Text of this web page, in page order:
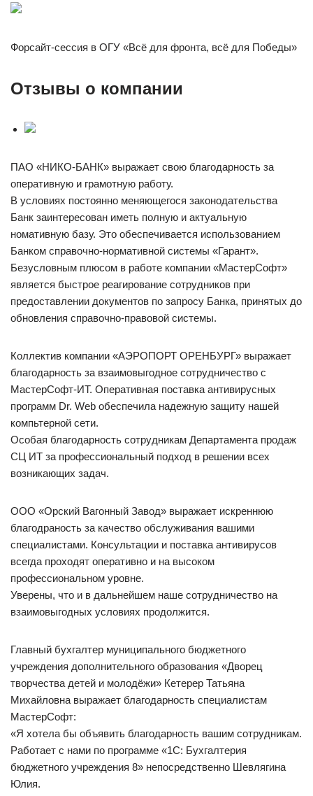
Форсайт-сессия в ОГУ «Всё для фронта, всё для Победы»
Отзывы о компании
ПАО «НИКО-БАНК» выражает свою благодарность за
оперативную и грамотную работу.
В условиях постоянно меняющегося законодательства
Банк заинтересован иметь полную и актуальную
номативную базу. Это обеспечивается использованием
Банком справочно-нормативной системы «Гарант».
Безусловным плюсом в работе компании «МастерСофт»
является быстрое реагирование сотрудников при
предоставлении документов по запросу Банка, принятых до
обновления справочно-правовой системы.
Коллектив компании «АЭРОПОРТ ОРЕНБУРГ» выражает
благодарность за взаимовыгодное сотрудничество с
МастерСофт-ИТ. Оперативная поставка антивирусных
программ Dr. Web обеспечила надежную защиту нашей
компьтерной сети.
Особая благодарность сотрудникам Департамента продаж
СЦ ИТ за профессиональный подход в решении всех
возникающих задач.
ООО «Орский Вагонный Завод» выражает искреннюю
благодраность за качество обслуживания вашими
специалистами. Консультации и поставка антивирусов
всегда проходят оперативно и на высоком
профессиональном уровне.
Уверены, что и в дальнейшем наше сотрудничество на
взаимовыгодных условиях продолжится.
Главный бухгалтер муниципального бюджетного
учреждения дополнительного образования «Дворец
творчества детей и молодёжи» Кетерер Татьяна
Михайловна выражает благодарность специалистам
МастерСофт:
«Я хотела бы объявить благодарность вашим сотрудникам.
Работает с нами по программе «1С: Бухгалтерия
бюджетного учреждения 8» непосредственно Шевлягина
Юлия.